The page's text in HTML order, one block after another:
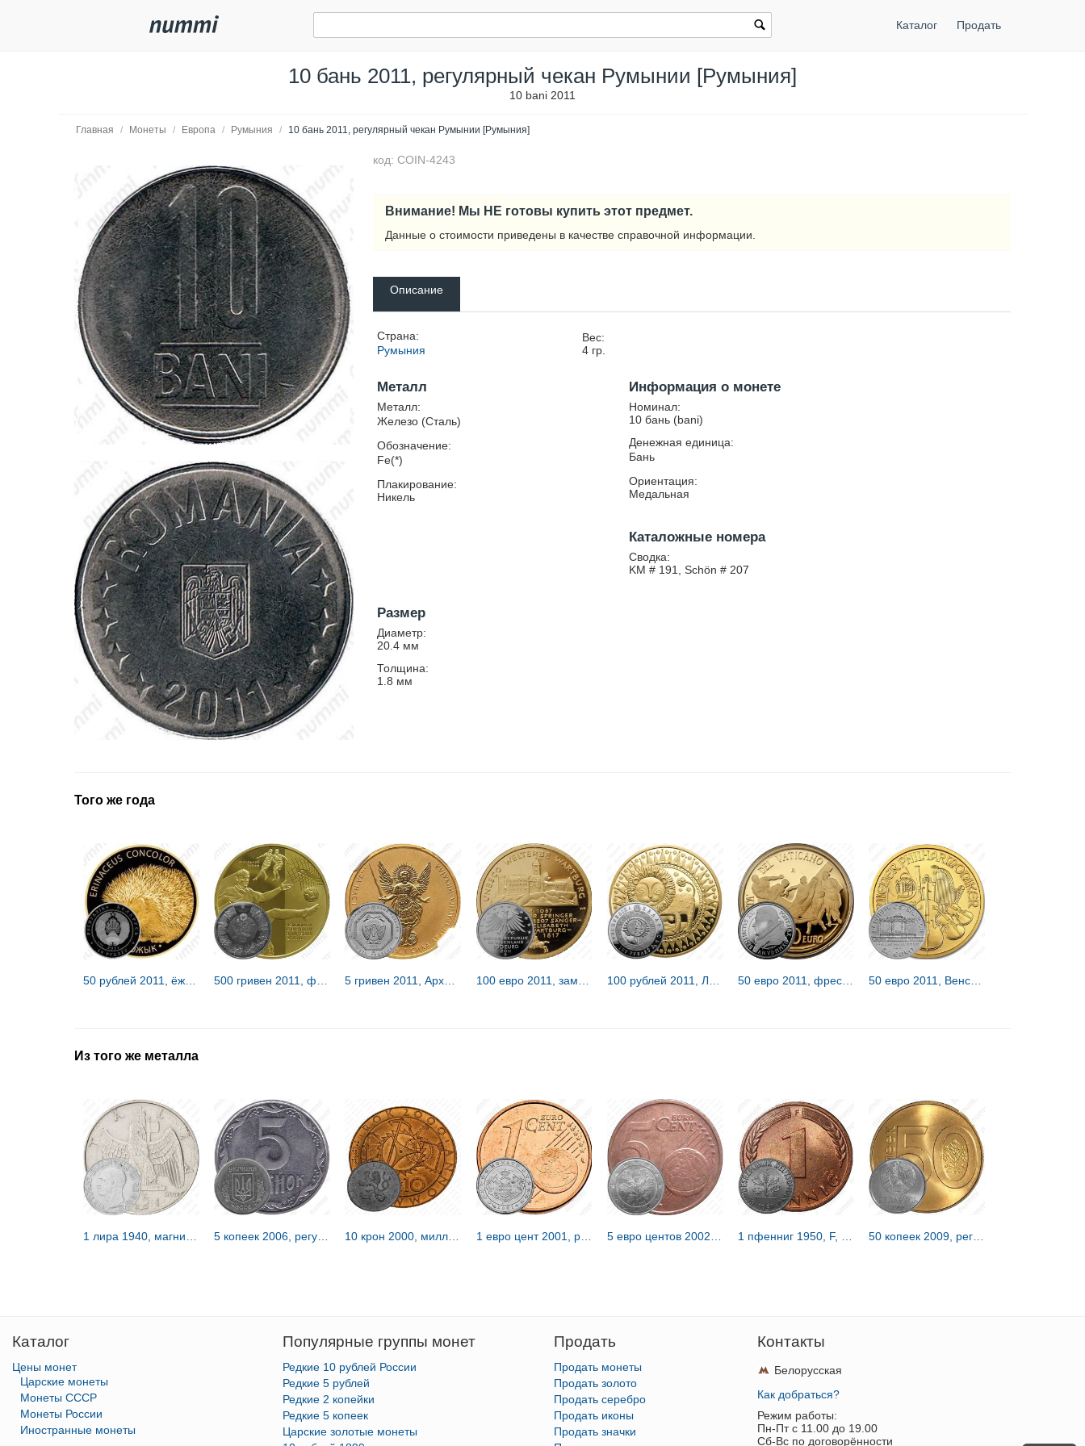
Каталог Продать
10 бань 2011, регулярный чекан Румынии [Румыния]
10 bani 2011
Главная / Монеты / Европа / Румыния / 10 бань 2011, регулярный чекан Румынии [Румыния]
код: COIN-4243
Внимание! Мы НЕ готовы купить этот предмет.
Данные о стоимости приведены в качестве справочной информации.
Описание
Страна:
Румыния
Вес:
4гр.
Металл
Металл:
Железо (Сталь)
Обозначение:
Fe(*)
Плакирование:
Никель
Информация о монете
Номинал:
10 бань (bani)
Денежная единица:
Бань
Ориентация:
Медальная
Каталожные номера
Сводка:
KM # 191, Schön # 207
Размер
Диаметр:
20.4 мм
Толщина:
1.8 мм
Того же года
Из того же металла
1 евро цент 2001, регулярный чекан Монако [Монако]
Каталог
Цены монет
Царские монеты
Монеты СССР
Монеты России
Иностранные монеты
Популярные группы монет
Редкие 10 рублей России
Редкие 5 рублей
Редкие 2 копейки
Редкие 5 копеек
Царские золотые монеты
Продать
Продать монеты
Продать золото
Продать серебро
Продать иконы
Продать значки
Контакты
Белорусская
Как добраться?
Режим работы:
Пн-Пт c 11.00 до 19.00
Сб-Вс по договорённости